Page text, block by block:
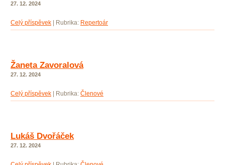
27. 12. 2024
Celý příspěvek Rubrika: Repertoár
Žaneta Zavoralová
27. 12. 2024
Celý příspěvek Rubrika: Členové
Lukáš Dvořáček
27. 12. 2024